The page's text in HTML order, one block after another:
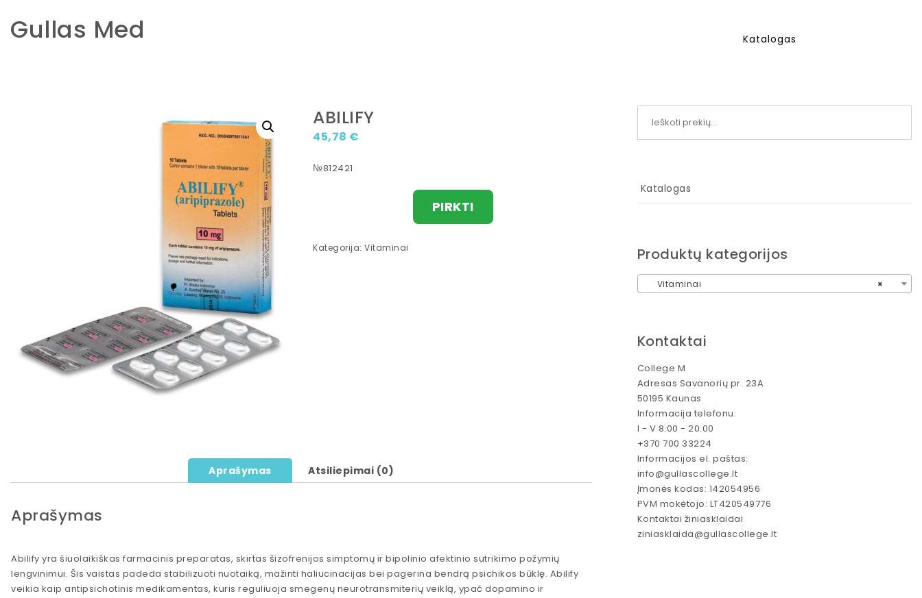
Skip to content
Gullas Med Katalogas
ABILIFY
45,78 €
№812421
PIRKTI
Kategorija:Vitaminai
Aprašymas Atsiliepimai (0)
Aprašymas
Abilify yra šiuolaikiškas farmacinis preparatas, skirtas šizofrenijos simptomų ir bipolinio afektinio sutrikimo požymių
lengvinimui. Šis vaistas padeda stabilizuoti nuotaiką, mažinti haliucinacijas bei pagerina bendrą psichikos būklę. Abilify
veikia kaip antipsichotinis medikamentas, kuris reguliuoja smegenų neurotransmiterių veiklą, ypač dopamino ir
Katalogas
Produktų kategorijos
×
Vitaminai
Kontaktai
College M
Adresas Savanorių pr. 23A
50195 Kaunas
Informacija telefonu:
I - V 8:00 - 20:00
+370 700 33224
Informacijos el. paštas:
info@gullascollege.lt
Įmonės kodas: 142054956
PVM mokėtojo: LT420549776
Kontaktai žiniasklaidai
ziniasklaida@gullascollege.lt